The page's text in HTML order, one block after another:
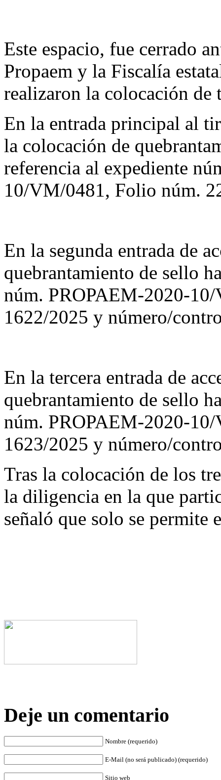
Este espacio, fue cerrado
Propaem y la Fiscalía
realizaron la colocación de
En la entrada principal al
la colocación de
referencia al expediente
10/VM/0481, Folio núm.
En la segunda entrada de
quebrantamiento de sello
núm. PROPAEM-2020-
1622/2025 y número/
En la tercera entrada de
quebrantamiento de sello
núm. PROPAEM-2020-
1623/2025 y número/
Tras la colocación de los
la diligencia en la que
señaló que solo se permite
Deje un comentario
Nombre (requerido)
E-Mail (no será publicado) (requerido)
Sitio web